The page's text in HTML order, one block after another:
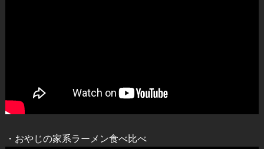
・おやじの家系ラーメン食べ比べ